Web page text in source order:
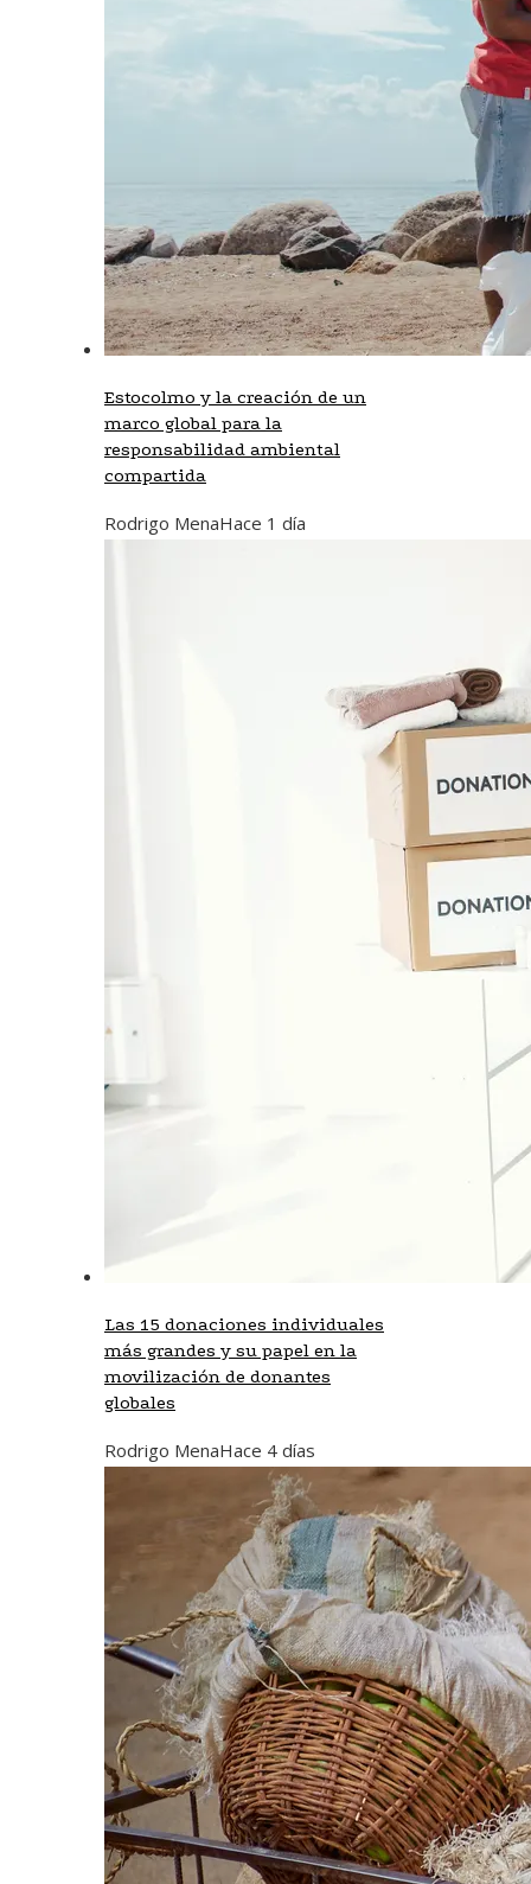
Estocolmo y la creación de un
marco global para la
responsabilidad ambiental
compartida
Rodrigo MenaHace 1 día
Las 15 donaciones individuales
más grandes y su papel en la
movilización de donantes
globales
Rodrigo MenaHace 4 días